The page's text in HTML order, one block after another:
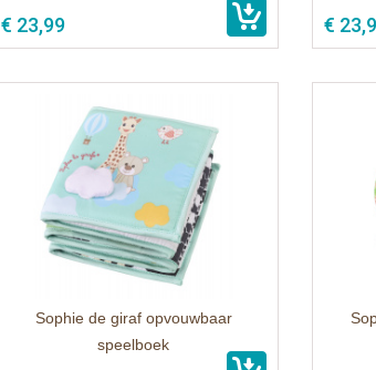
€ 23,99 €
Sophie de giraf opvouwbaar
speelboek